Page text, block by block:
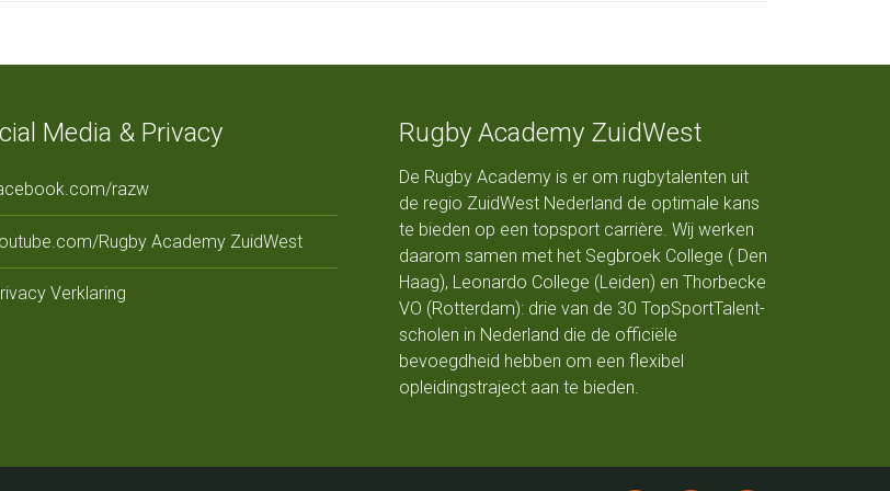
Media & Privacy
razw
Rugby Academy ZuidWest
Verklaring
Rugby Academy ZuidWest
De Rugby Academy is er om rugbytalenten uit
de regio ZuidWest Nederland de optimale kans
te bieden op een topsport carrière. Wij werken
daarom samen met het Segbroek College ( Den
Haag), Leonardo College (Leiden) en Thorbecke
VO (Rotterdam): drie van de 30 TopSportTalent-
scholen in Nederland die de officiële
bevoegdheid hebben om een flexibel
opleidingstraject aan te bieden.